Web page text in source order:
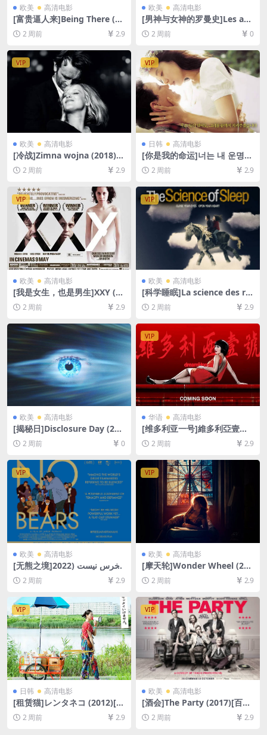
欧美 高清电影
[富贵逼人来]Being There (19
79)[百度网盘+夸克网盘1080P
超清未删减资源][网盘在线播
幕]
2 周前 2.9
欧美 高清电影
[男神与女神的罗曼史]Les am
ours d’Astrée et de Célado
n (2007)[百度网盘+夸克网盘1
线播放/下载][MP4/7.2GB][中
文字幕]
2 周前 0
VIP
欧美 高清电影
[冷战]Zimna wojna (2018)
[百度网盘+夸克网盘1080P超
清未删减资源][网盘在线播放/
下载][MP4/5.7GB][中文字幕]
2 周前 2.9
VIP
日韩 高清电影
[你是我的命运]너는 내 운명
(2005)[百度网盘+夸克网盘10
80P超清未删减资源][网盘在
线播放/下载][MP4/8GB][中文
字幕]
2 周前 2.9
VIP
欧美 高清电影
[我是女生，也是男生]XXY (20
07)[百度网盘+夸克网盘1080P
超清未删减资源][网盘在线播
放/下载][MP4/6GB][中文字
幕]
2 周前 2.9
VIP
欧美 高清电影
[科学睡眠]La science des rê
ves (2006)[百度网盘+夸克网
盘1080P超清未删减资源][网
盘在线播放/下载][MP4/7GB]
[中英字幕]
2 周前 2.9
欧美 高清电影
[揭秘日]Disclosure Day (202
6)[百度网盘+夸克网盘1080P
超清未删减资源][网盘在线播
放/下载][MP4/9.6GB][中文字
幕]
2 周前 0
VIP
华语 高清电影
[维多利亚一号]維多利亞壹號
(2010)[百度网盘+夸克网盘10
80P超清未删减资源][网盘在
线播放/下载][MP4/6.3GB][中
文字幕]
2 周前 2.9
VIP
欧美 高清电影
[无熊之境]خرس نیست (2022)
[百度网盘+夸克网盘1080P超
清未删减资源][网盘在线播放/
下载][MP4/7GB][中英字幕]
2 周前 2.9
VIP
欧美 高清电影
[摩天轮]Wonder Wheel (201
7)[百度网盘+夸克网盘1080P
超清未删减资源][网盘在线播
放/下载][MP4/6.6GB][中英字
幕]
2 周前 2.9
VIP
日韩 高清电影
[租赁猫]レンタネコ (2012)[百
度网盘+夸克网盘1080P超清
未删减资源][网盘在线播放/下
2 周前 2.9
VIP
欧美 高清电影
[酒会]The Party (2017)[百度
网盘+夸克网盘1080P超清未
删减资源][网盘在线播放/下
2 周前 2.9